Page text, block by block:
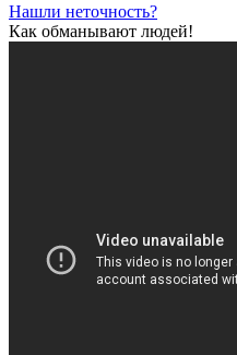
Нашли неточность?
Как обманывают людей!